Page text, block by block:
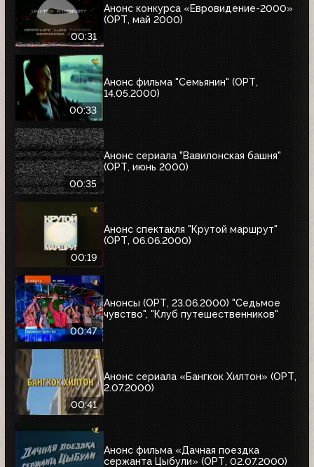
00:31
Анонс конкурса «Евровидение-2000»
(ОРТ, май 2000)
00:33
Анонс фильма "Семьянин" (ОРТ,
14.05.2000)
00:35
Анонс сериала "Вавилонская башня"
(ОРТ, июнь 2000)
00:19
Анонс спектакля "Крутой маршрут"
(ОРТ, 06.06.2000)
00:47
Анонсы (ОРТ, 23.06.2000) "Седьмое
чувство", "Клуб путешественников"
00:41
Анонс сериала «Бангкок Хилтон» (ОРТ,
2.07.2000)
Анонс фильма «Дачная поездка
сержанта Цыбули» (ОРТ, 02.07.2000)